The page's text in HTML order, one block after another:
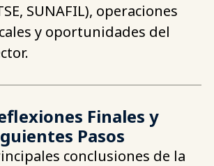
SUNAFIL), operaciones
y oportunidades del
Finales y
Pasos
conclusiones de la